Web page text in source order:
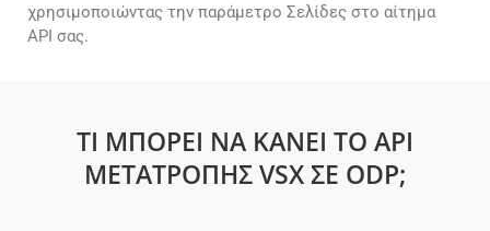
χρησιμοποιώντας την παράμετρο Σελίδες στο αίτημα
API σας.
ΤΙ ΜΠΟΡΕΊ ΝΑ ΚΆΝΕΙ ΤΟ API
ΜΕΤΑΤΡΟΠΉΣ VSX ΣΕ ODP;